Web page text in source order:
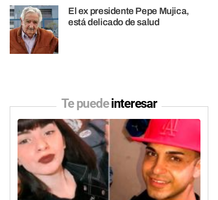
El ex presidente Pepe Mujica,
está delicado de salud
Te puedeinteresar